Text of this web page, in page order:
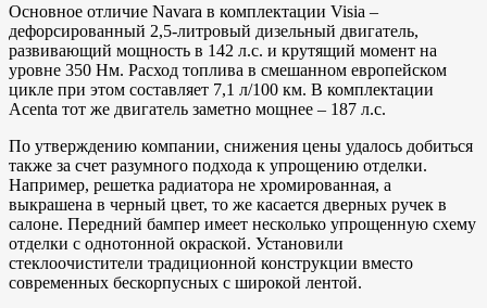
Основное отличие Navara в комплектации Visia –
дефорсированный 2,5-литровый дизельный двигатель,
развивающий мощность в 142 л.с. и крутящий момент на
уровне 350 Нм. Расход топлива в смешанном европейском
цикле при этом составляет 7,1 л/100 км. В комплектации
Acenta тот же двигатель заметно мощнее – 187 л.с.
По утверждению компании, снижения цены удалось добиться
также за счет разумного подхода к упрощению отделки.
Например, решетка радиатора не хромированная, а
выкрашена в черный цвет, то же касается дверных ручек в
салоне. Передний бампер имеет несколько упрощенную схему
отделки с однотонной окраской. Установили
стеклоочистители традиционной конструкции вместо
современных бескорпусных с широкой лентой.